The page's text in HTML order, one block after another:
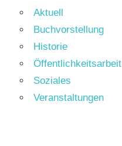
Aktuell
Buchvorstellung
Historie
Öffentlichkeitsarbeit
Soziales
Veranstaltungen